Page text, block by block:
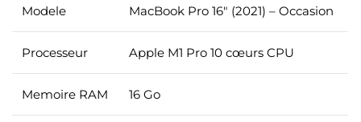
Modele MacBook Pro 16″ (2021) – Occasion
Processeur Apple M1 Pro 10 cœurs CPU
Memoire RAM 16 Go